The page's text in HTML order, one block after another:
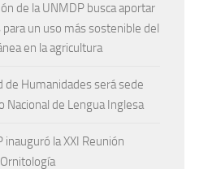
de la UNMDP busca aportar
un uso más sostenible del
en la agricultura
de Humanidades será sede
Nacional de Lengua Inglesa
inauguró la XXI Reunión